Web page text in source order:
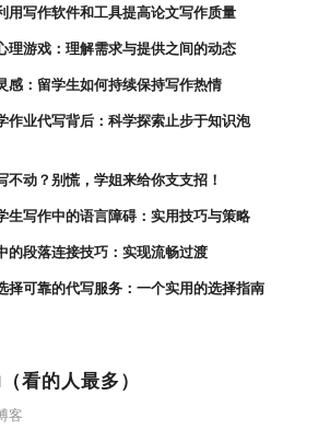
用写作软件和工具提高论文写作质量
理游戏：理解需求与提供之间的动态
感：留学生如何持续保持写作热情
作业代写背后：科学探索止步于知识泡
不动？别慌，学姐来给你支支招！
生写作中的语言障碍：实用技巧与策略
的段落连接技巧：实现流畅过渡
择可靠的代写服务：一个实用的选择指南
看的人最多）
客